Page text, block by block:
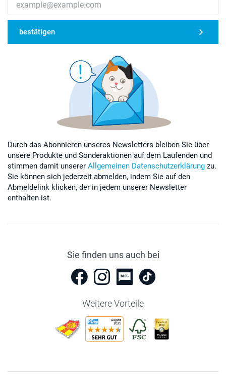
bestätigen
Durch das Abonnieren unseres Newsletters bleiben Sie über
unsere Produkte und Sonderaktionen auf dem Laufenden und
stimmen damit unserer Allgemeinen Datenschutzerklärung zu.
Sie können sich jederzeit abmelden, indem Sie auf den
Abmeldelink klicken, der in jedem unserer Newsletter
enthalten ist.
Sie finden uns auch bei
Weitere Vorteile